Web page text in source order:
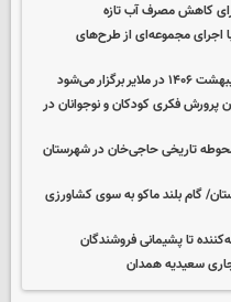
کاهش مصرف آب تازه
با اجرای مجموعه‌ای از طرح‌های
می‌شود
فکری کودکان و نوجوانان در
تاریخی حاجی‌خان در شهرستان
شمال استان/ گام بلند ماکو به سوی کشاورزی
تا پشیمانی فروشندگان
سعیدیه همدان